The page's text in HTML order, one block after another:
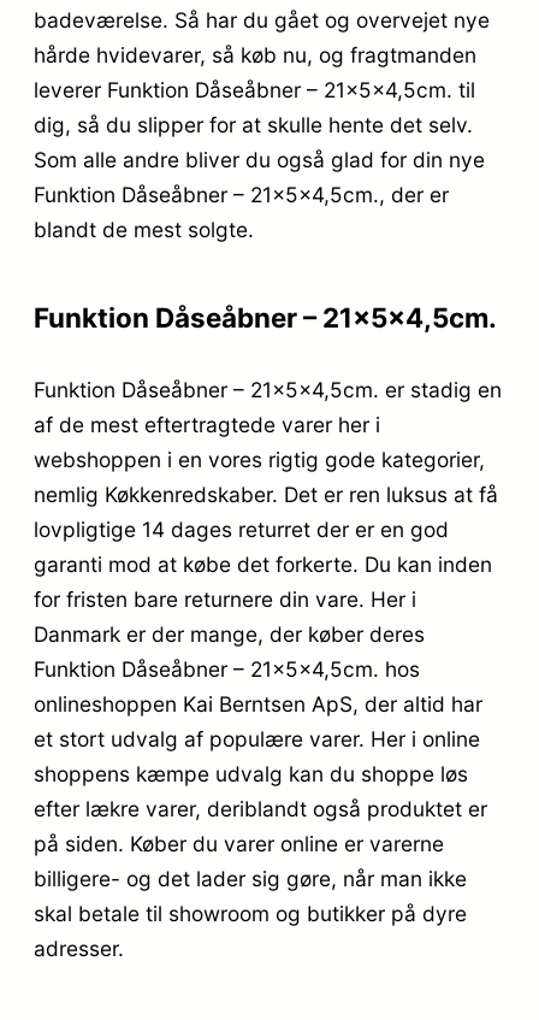
badeværelse. Så har du gået og overvejet nye
hårde hvidevarer, så køb nu, og fragtmanden
leverer Funktion Dåseåbner – 21x5x4,5cm. til
dig, så du slipper for at skulle hente det selv.
Som alle andre bliver du også glad for din nye
Funktion Dåseåbner – 21x5x4,5cm., der er
blandt de mest solgte.
Funktion Dåseåbner – 21x5x4,5cm.
Funktion Dåseåbner – 21x5x4,5cm. er stadig en
af de mest eftertragtede varer her i
webshoppen i en vores rigtig gode kategorier,
nemlig Køkkenredskaber. Det er ren luksus at få
lovpligtige 14 dages returret der er en god
garanti mod at købe det forkerte. Du kan inden
for fristen bare returnere din vare. Her i
Danmark er der mange, der køber deres
Funktion Dåseåbner – 21x5x4,5cm. hos
onlineshoppen Kai Berntsen ApS, der altid har
et stort udvalg af populære varer. Her i online
shoppens kæmpe udvalg kan du shoppe løs
efter lækre varer, deriblandt også produktet er
på siden. Køber du varer online er varerne
billigere- og det lader sig gøre, når man ikke
skal betale til showroom og butikker på dyre
adresser.